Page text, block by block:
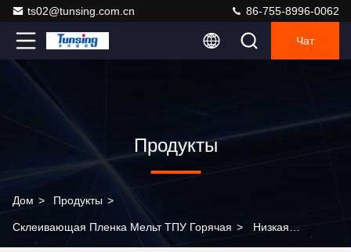
ts02@tunsing.com.cn 86-755-8996-0062
Чат
Продукты
Дом > Продукты >
Склеивающая Пленка Мельт ТПУ Горячая > Низкая